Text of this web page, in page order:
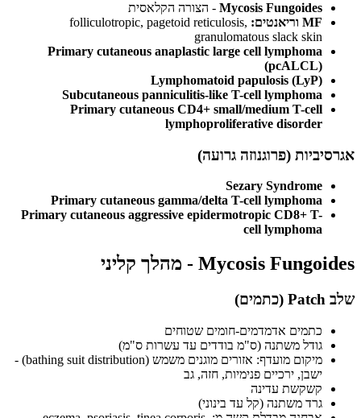
Mycosis Fungoides - הצורה הקלאסית
MF וריאנטים:
folliculotropic, pagetoid reticulosis,
granulomatous slack skin
Primary cutaneous anaplastic large cell lymphoma
(pcALCL)
Lymphomatoid papulosis (LyP)
Subcutaneous panniculitis-like T-cell lymphoma
Primary cutaneous CD4+ small/medium T-cell
lymphoproliferative disorder
אגרסיביות (פרוגנוזה גרועה)
Sezary Syndrome
Primary cutaneous gamma/delta T-cell lymphoma
Primary cutaneous aggressive epidermotropic CD8+ T-
cell lymphoma
Mycosis Fungoides - מהלך קליני
שלב Patch (כתמים)
כתמים אדמדמים-חומים שטוחים
גודל משתנה (ס"מ בודדים עד עשרות ס"מ)
מיקום מועדף: אזורים מוגנים משמש (bathing suit distribution) -
ישבן, ירכיים פנימיות, חזה, גב
קשקשת עדינה
גרד משתנה (קל עד בינוני)